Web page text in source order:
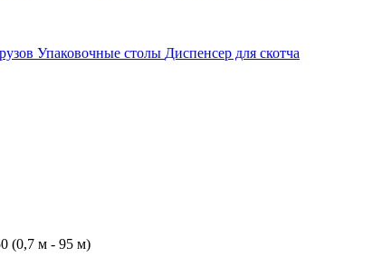
Упаковочные столы Диспенсер для скотча
(0,7 м - 95 м)